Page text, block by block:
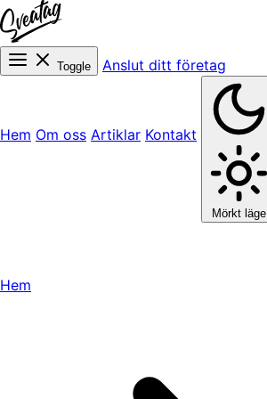
Toggle Anslut ditt företag
Hem Om oss Artiklar Kontakt
Mörkt läge
Hem